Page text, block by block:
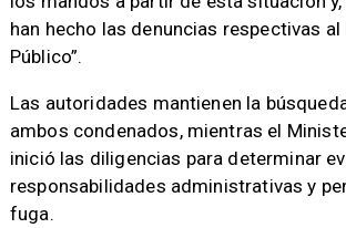
han hecho las denuncias respectivas
Público”.
Las autoridades mantienen la
ambos condenados, mientras el
inició las diligencias para determinar
responsabilidades administrativas y
fuga.